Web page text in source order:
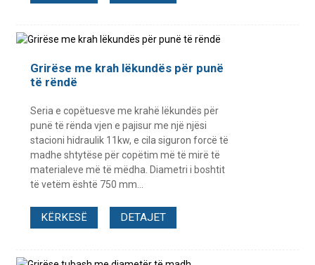
Grirëse me krah lëkundës për punë
të rëndë
Seria e copëtuesve me krahë lëkundës për
punë të rënda vjen e pajisur me një njësi
stacioni hidraulik 11kw, e cila siguron forcë të
madhe shtytëse për copëtim më të mirë të
materialeve më të mëdha. Diametri i boshtit
të vetëm është 750 mm...
KËRKESË DETAJET